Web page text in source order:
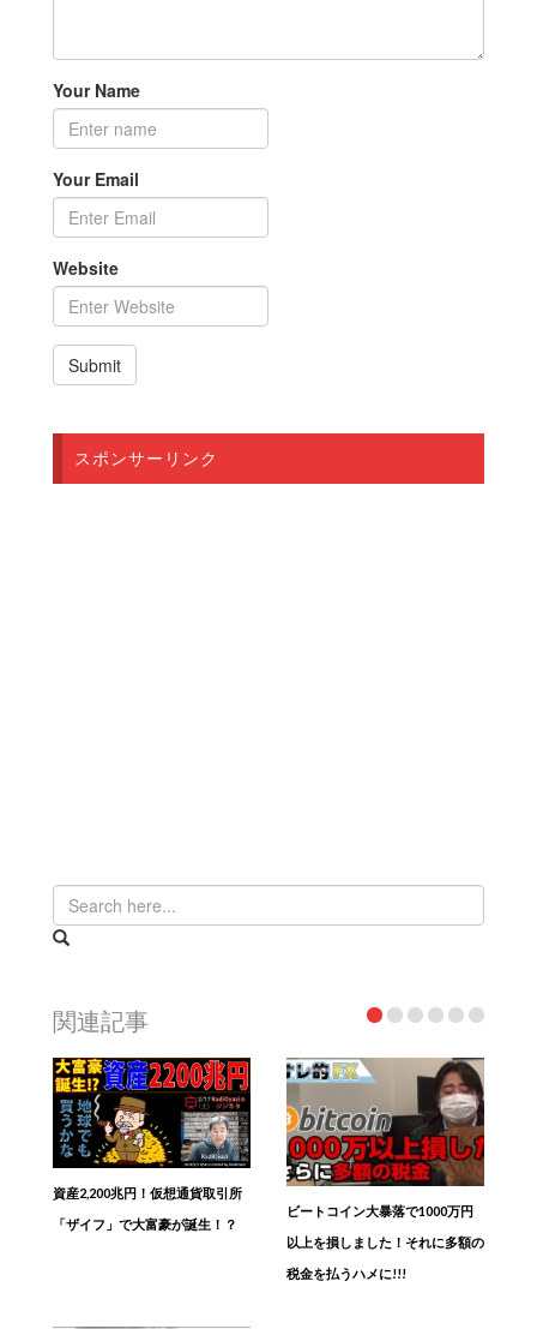
Your Name
Your Email
Website
スポンサーリンク
関連記事
資産2,200兆円！仮想通貨取引所
「ザイフ」で大富豪が誕生！？
ビートコイン大暴落で1000万円
以上を損しました！それに多額の
税金を払うハメに!!!